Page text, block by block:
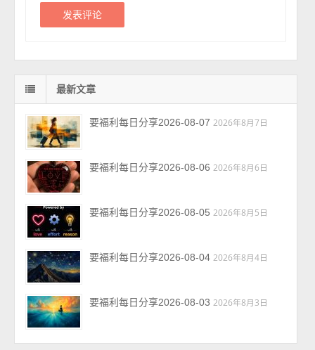
最新文章
要福利每日分享2026-08-07 2026年8月7日
要福利每日分享2026-08-06 2026年8月6日
要福利每日分享2026-08-05 2026年8月5日
要福利每日分享2026-08-04 2026年8月4日
要福利每日分享2026-08-03 2026年8月3日